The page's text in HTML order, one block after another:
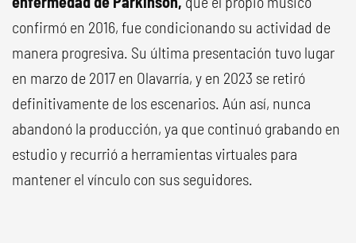
confirmó en 2016, fue condicionando su actividad de
manera progresiva. Su última presentación tuvo lugar
en marzo de 2017 en Olavarría, y en 2023 se retiró
definitivamente de los escenarios. Aún así, nunca
abandonó la producción, ya que continuó grabando en
estudio y recurrió a herramientas virtuales para
mantener el vínculo con sus seguidores.